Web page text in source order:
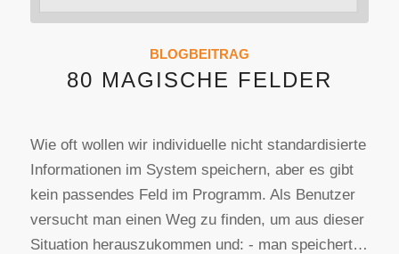
BLOGBEITRAG
80 MAGISCHE FELDER
Wie oft wollen wir individuelle nicht standardisierte
Informationen im System speichern, aber es gibt
kein passendes Feld im Programm. Als Benutzer
versucht man einen Weg zu finden, um aus dieser
Situation herauszukommen und: - man speichert…